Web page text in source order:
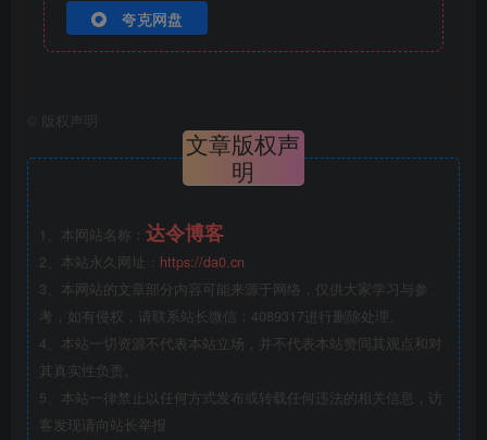
夸克网盘
版权声明
文章版权声
明
1、本网站名称： 达令博客
2、本站永久网址： https://da0.cn
3、本网站的文章部分内容可能来源于网络，仅供大家学习与参
考，如有侵权，请联系站长微信：4089317进行删除处理。
4、本站一切资源不代表本站立场，并不代表本站赞同其观点和对
其真实性负责。
5、本站一律禁止以任何方式发布或转载任何违法的相关信息，访
客发现请向站长举报